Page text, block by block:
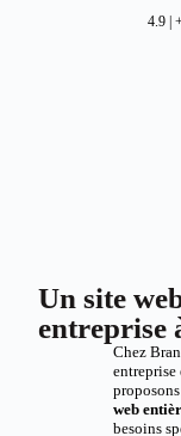
4.9 |
Un site
entreprise
Chez
entreprise
web
besoins